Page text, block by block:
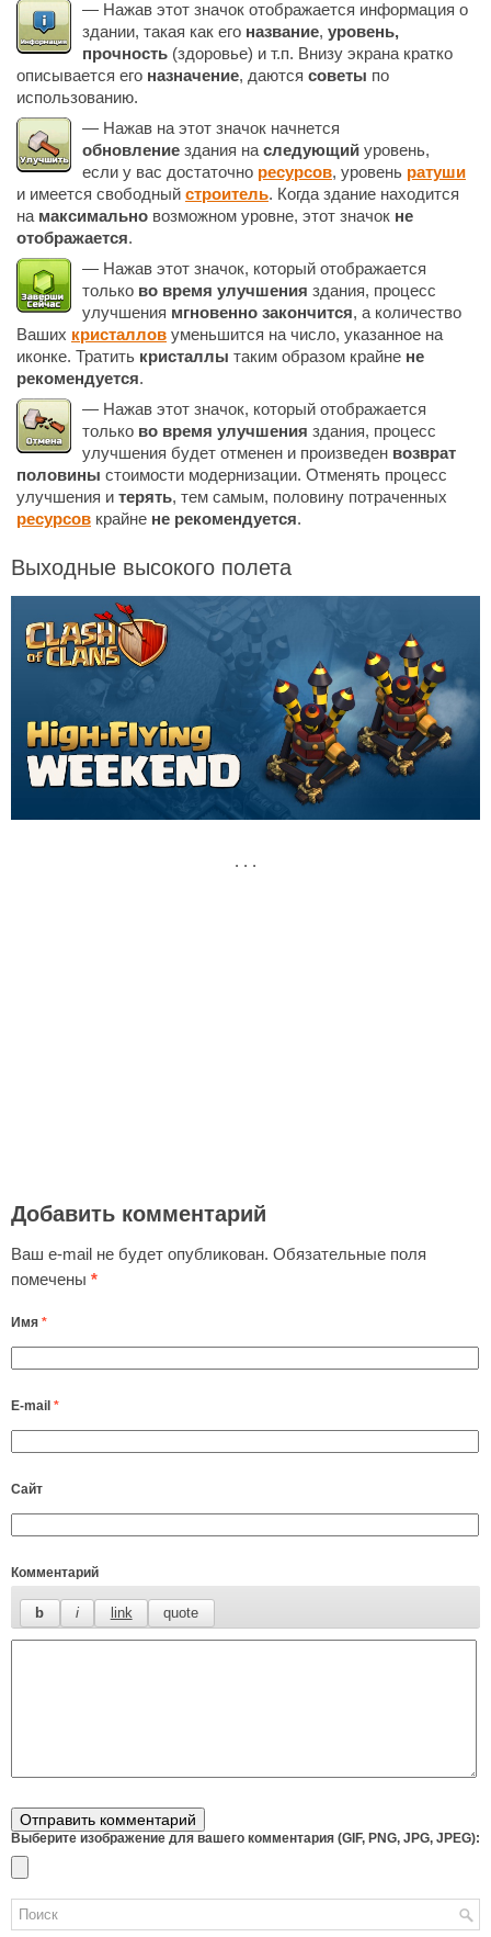
— Нажав этот значок отображается информация о
здании, такая как его название, уровень,
прочность (здоровье) и т.п. Внизу экрана кратко
описывается его назначение, даются советы по
использованию.
— Нажав на этот значок начнется
обновление здания на следующий уровень,
если у вас достаточно ресурсов, уровень ратуши
и имеется свободный строитель. Когда здание находится
на максимально возможном уровне, этот значок не
отображается.
— Нажав этот значок, который отображается
только во время улучшения здания, процесс
улучшения мгновенно закончится, а количество
Ваших кристаллов уменьшится на число, указанное на
иконке. Тратить кристаллы таким образом крайне не
рекомендуется.
— Нажав этот значок, который отображается
только во время улучшения здания, процесс
улучшения будет отменен и произведен возврат
половины стоимости модернизации. Отменять процесс
улучшения и терять, тем самым, половину потраченных
ресурсов крайне не рекомендуется.
Выходные высокого полета
. . .
Добавить комментарий
Ваш e-mail не будет опубликован. Обязательные поля
помечены *
Имя *
E-mail *
Сайт
Комментарий
Выберите изображение для вашего комментария (GIF, PNG, JPG, JPEG):